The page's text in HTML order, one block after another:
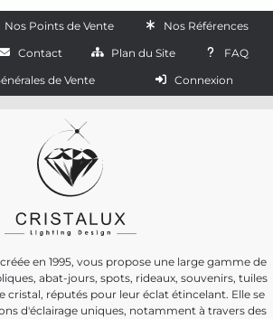
Nos Points de Vente
Nos Références
Contact Plan du Site
FAQ
de Vente
Connexion
en 1995, vous propose une large gamme de
abat-jours, spots, rideaux, souvenirs, tuiles
cristal, réputés pour leur éclat étincelant. Elle se
d'éclairage uniques, notamment à travers des